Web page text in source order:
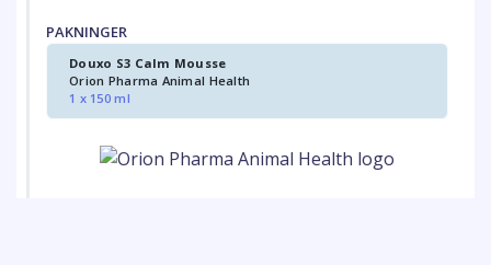
PAKNINGER
Douxo S3 Calm Mousse
Orion Pharma Animal Health
1 x 150 ml